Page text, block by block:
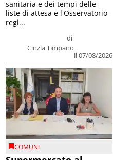
di
Cinzia Timpano
il 07/08/2026
sanitaria e dei tempi delle
liste di attesa e l'Osservatorio
regi...
COMUNI